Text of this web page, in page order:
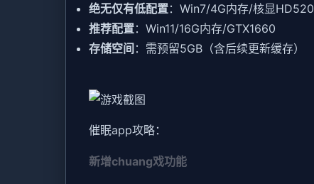
​绝无仅有低配置​​：Win7/4G内存/核显HD520
​推荐配置​​：Win11/16G内存/GTX1660
​存储空间​ ​：需预留5GB（含后续更新缓存）
催眠app攻略：
新增chuang戏功能